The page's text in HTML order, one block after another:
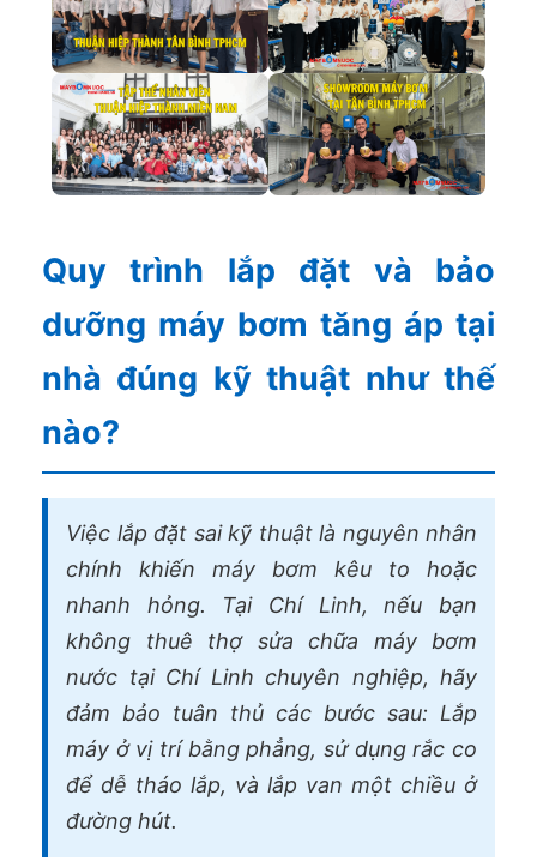
Quy trình lắp đặt và bảo
dưỡng máy bơm tăng áp tại
nhà đúng kỹ thuật như thế
nào?
Việc lắp đặt sai kỹ thuật là nguyên nhân
chính khiến máy bơm kêu to hoặc
nhanh hỏng. Tại Chí Linh, nếu bạn
không thuê thợ sửa chữa máy bơm
nước tại Chí Linh chuyên nghiệp, hãy
đảm bảo tuân thủ các bước sau: Lắp
máy ở vị trí bằng phẳng, sử dụng rắc co
để dễ tháo lắp, và lắp van một chiều ở
đường hút.